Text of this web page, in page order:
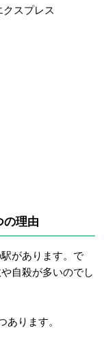
スプレス
の理由
があります。で
自殺が多いのでし
ります。